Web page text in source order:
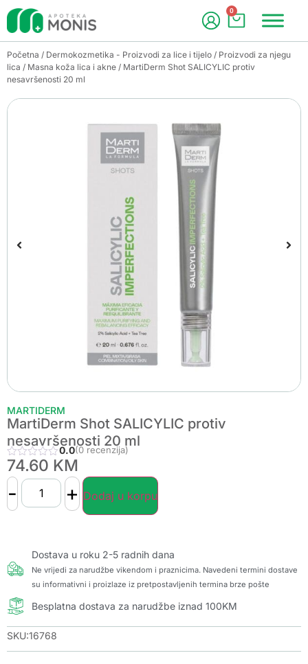
0
Početna / Dermokozmetika - Proizvodi za lice i tijelo / Proizvodi za njegu
lica / Masna koža lica i akne / MartiDerm Shot SALICYLIC protiv
nesavršenosti 20 ml
MARTIDERM
MartiDerm Shot SALICYLIC protiv
nesavršenosti 20 ml
0.0(0 recenzija)
74.60 KM
- + Dodaj u korpu
Dostava u roku 2-5 radnih dana
Ne vrijedi za narudžbe vikendom i praznicima. Navedeni termini dostave
su informativni i proizlaze iz pretpostavljenih termina brze pošte
Besplatna dostava za narudžbe iznad 100KM
SKU:16768